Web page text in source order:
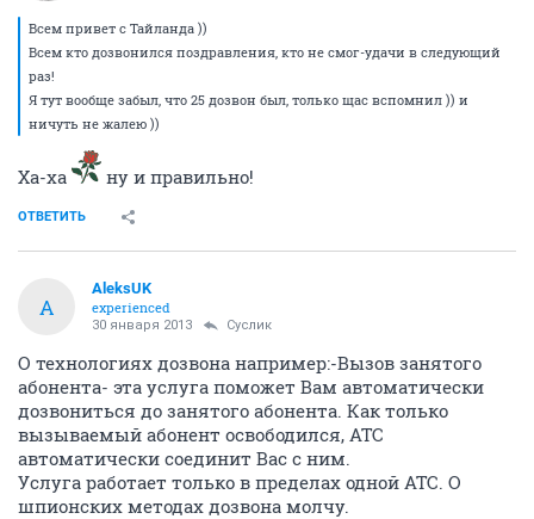
Всем привет с Тайланда ))
Всем кто дозвонился поздравления, кто не смог-удачи в следующий
раз!
Я тут вообще забыл, что 25 дозвон был, только щас вспомнил )) и
ничуть не жалею ))
Ха-ха ну и правильно!
ОТВЕТИТЬ
A
AleksUK
experienced
30 января 2013 Суслик
О технологиях дозвона например:-Вызов занятого
абонента- эта услуга поможет Вам автоматически
дозвониться до занятого абонента. Как только
вызываемый абонент освободился, АТС
автоматически соединит Вас с ним.
Услуга работает только в пределах одной АТС. О
шпионских методах дозвона молчу.